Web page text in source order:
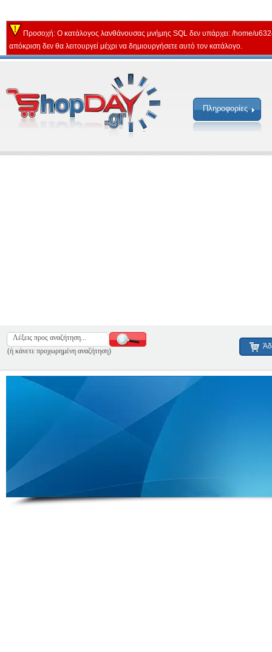
Προσοχή: Ο κατάλογος λανθάνουσας μνήμης SQL δεν υπάρχει: /home/
απόκριση δεν θα λειτουργεί μέχρι να δημιουργήσετε αυτό τον κατάλογο.
Πληροφορίες
(ή κάνετε προχωρημένη αναζήτηση)